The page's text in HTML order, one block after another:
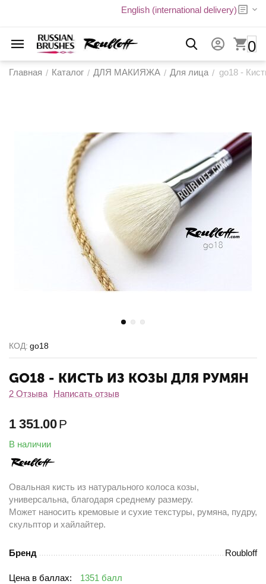
English (international delivery)
0
Главная / Каталог / ДЛЯ МАКИЯЖА / Для лица / go18 -
КОД: go18
GO18 - КИСТЬ ИЗ КОЗЫ ДЛЯ РУМЯН
2 Отзыва Написать отзыв
1 351.00Р
В наличии
Овальная кисть из натурального колоса козы,
универсальна, благодаря среднему размеру.
Может наносить кремовые и сухие текстуры, румяна, пудру,
скульптор и хайлайтер.
Бренд Roubloff
Цена в баллах:
1351 балл